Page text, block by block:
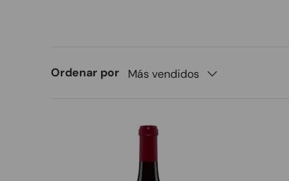
Ordenar por Más vendidos